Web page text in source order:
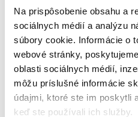
Na prispôsobenie obsahu a
sociálnych médií a analýzu
súbory cookie. Informácie o
webové stránky,
oblasti sociálnych médií,
môžu príslušné informácie
údajmi, ktoré ste im poskytli
keď ste používali ich služby.
Kľúčové zložky:
Organický grapefruitový olej
Organický jojobový olej
Posilňujúci proteín zo
Systém na ochranu vlasov
System